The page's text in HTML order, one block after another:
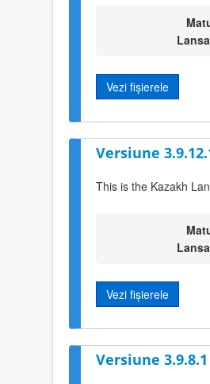
Vezi fișierele
Versiune
This is the Kazakh
Vezi fișierele
Versiune 3.9.8.1